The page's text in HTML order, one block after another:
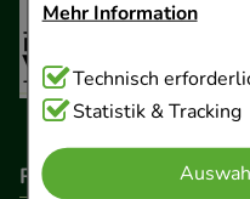
Mehr Information
Technisch Notwendig:
Cookies, die für die
Website notwendig
Warenkorb,
Technisch
Statistik & Tracking
Rechtliche